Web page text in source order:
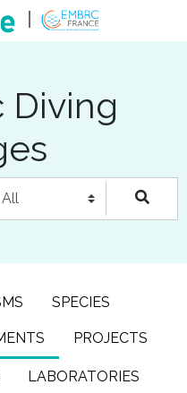
Diving
SPECIES
PROJECTS
LABORATORIES